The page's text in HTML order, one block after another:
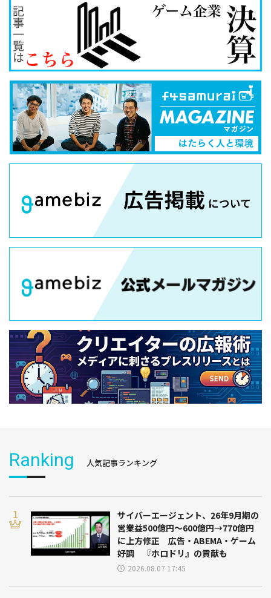
Ranking 人気記事ランキング
サイバーエージェント、26年9月期の
営業益500億円～600億円→770億円
に上方修正 広告・ABEMA・ゲーム
好調 『ホロドリ』の貢献も
2026.08.07 17:45